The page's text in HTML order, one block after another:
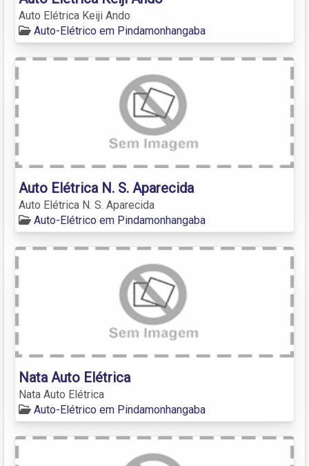
Auto Elétrica Keiji Ando
Auto-Elétrico em Pindamonhangaba
Auto Elétrica N. S. Aparecida
Auto Elétrica N. S. Aparecida
Auto-Elétrico em Pindamonhangaba
Nata Auto Elétrica
Nata Auto Elétrica
Auto-Elétrico em Pindamonhangaba